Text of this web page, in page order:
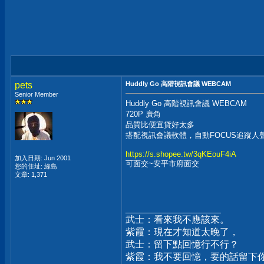
pets
Senior Member
加入日期: Jun 2001
您的住址: 綠島
文章: 1,371
Huddly Go 高階視訊會議 WEBCAM
Huddly Go 高階視訊會議 WEBCAM
720P 廣角
品質比便宜貨好太多
搭配視訊會議軟體，自動FOCUS追蹤人
https://s.shopee.tw/3qKEouF4iA
可面交~安平市府面交
武士：看來我不應該來。
紫霞：現在才知道太晚了，
武士：留下點回憶行不行？
紫霞：我不要回憶，要的話留下